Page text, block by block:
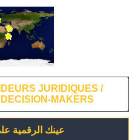
JURIDIQUES /
MAKERS
عينك الرقمية